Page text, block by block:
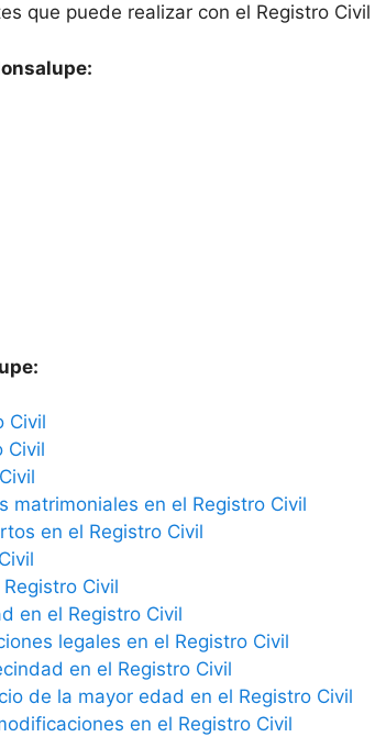
que puede realizar con el Registro
Civil
Civil
matrimoniales en el Registro Civil
en el Registro Civil
Civil
en el Registro Civil
legales en el Registro Civil
en el Registro Civil
de la mayor edad en el Registro Civil
en el Registro Civil